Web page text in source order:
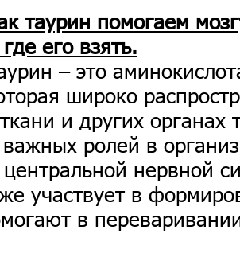
таурин помогаем
его взять.
– это
широко
и других органах
ролей в
нервной
участвует в
в